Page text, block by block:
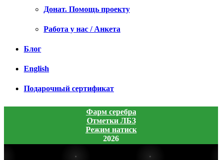
Донат. Помощь проекту
Работа у нас / Анкета
Блог
English
Подарочный сертификат
Фарм серебра
Отметки ЛБЗ
Режим натиск
2026